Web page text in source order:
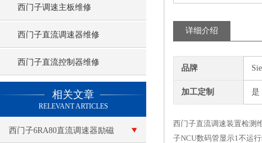
西门子调速主板维修
西门子直流调速器维修
西门子直流控制器维修
相关文章
RELEVANT ARTICLES
西门子6RA80直流调速器励磁
详细介绍
品牌
加工定制 是
西门子直流调速装置检测
子NCU数码管显示1不运